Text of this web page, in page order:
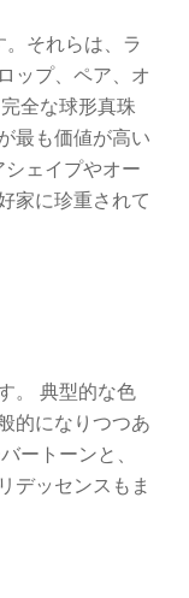
それらは、ラ
ップ、ペア、オ
全な球形真珠
最も価値が高い
ェイプやオー
家に珍重されて
。 典型的な色
的になりつつあ
ートーンと、
デッセンスもま